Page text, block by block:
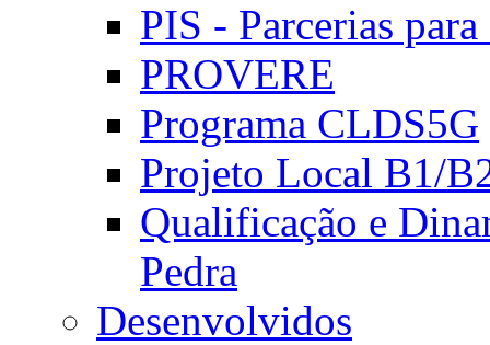
PIS - Parcerias
PROVERE
Programa CLDS5G
Projeto Local B1/
Qualificação e
Pedra
Desenvolvidos